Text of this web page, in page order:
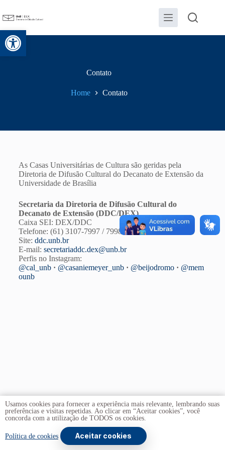
Abrir a barra de ferramentas
Contato
Home Contato
As Casas Universitárias de Cultura são geridas pela
Diretoria de Difusão Cultural do Decanato de Extensão da
Universidade de Brasília
Secretaria da Diretoria de Difusão Cultural do
Decanato de Extensão (DDC/DEX)
Caixa SEI: DEX/DDC
Telefone: (61) 3107-7997 / 7998
Site: ddc.unb.br
E-mail: secretariaddc.dex@unb.br
Perfis no Instagram:
@cal_unb· @casaniemeyer_unb · @beijodromo · @mem
ounb
Copyright © 2026 - Universidade de Brasília
. Todos os
Usamos cookies para fornecer a experiência mais relevante, lembrando suas
preferências e visitas repetidas. Ao clicar em “Aceitar cookies”, você
concorda com a utilização de TODOS os cookies.
Política de cookies Aceitar cookies